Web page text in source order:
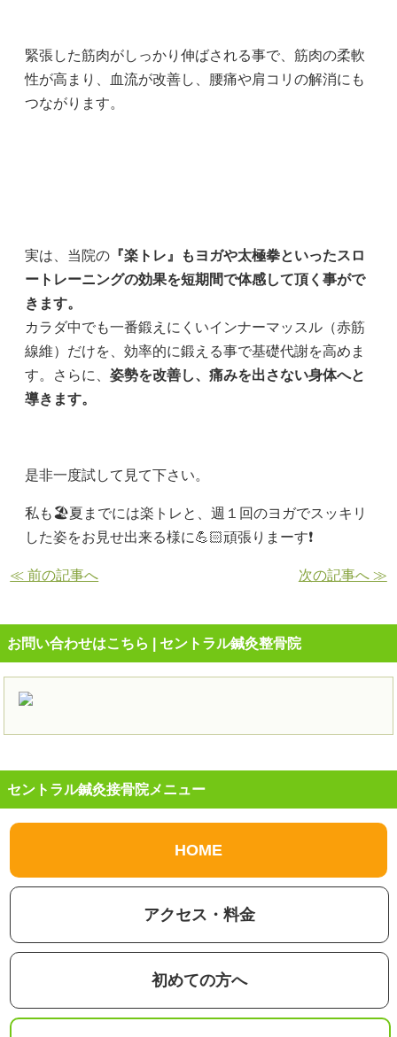
緊張した筋肉がしっかり伸ばされる事で、筋肉の柔軟
性が高まり、血流が改善し、腰痛や肩コリの解消にも
つながります。
実は、当院の 『楽トレ』もヨガや太極拳といったスロ
ートレーニングの効果を短期間で体感して頂く事がで
きます。
カラダ中でも一番鍛えにくいインナーマッスル（赤筋
線維）だけを、効率的に鍛える事で基礎代謝を高めま
す。さらに、 姿勢を改善し、痛みを出さない身体へと
導きます。
是非一度試して見て下さい。
私も🏖夏までには楽トレと、週１回のヨガでスッキリ
した姿をお見せ出来る様に💪🏻頑張りまーす❗️
≪ 前の記事へ 次の記事へ ≫
お問い合わせはこちら | セントラル鍼灸整骨院
セントラル鍼灸接骨院メニュー
HOME
アクセス・料金
初めての方へ